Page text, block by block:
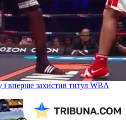
і вперше захистив титул WBA